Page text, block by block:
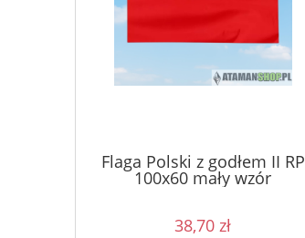
Flaga Polski z godłem II RP
100x60 mały wzór
38,70 zł